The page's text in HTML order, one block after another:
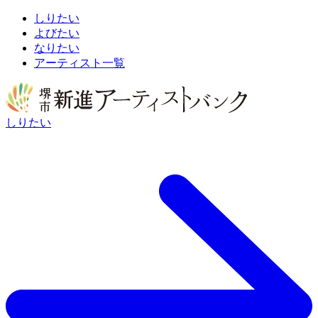
しりたい
よびたい
なりたい
アーティスト一覧
しりたい